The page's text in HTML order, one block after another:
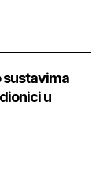
sustavima
u